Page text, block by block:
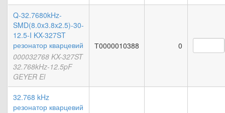
Q-32.7680kHz-
SMD(8.0x3.8x2.5)-30-
12.5-I KX-327ST
резонатор кварцевий
000032768 KX-327ST
32.768kHz-12.5pF
GEYER El
Т0000010388 0
32.768 kHz
резонатор кварцевий